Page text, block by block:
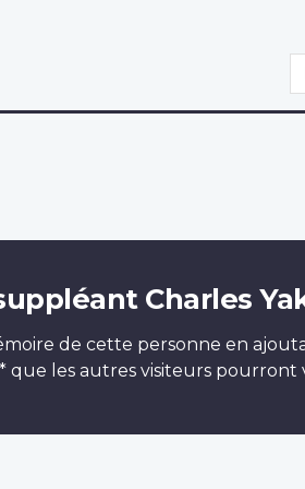
Charles
de cette personne en
que les autres visiteurs pourront